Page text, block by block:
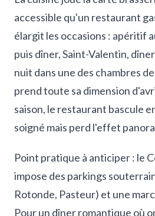
accessible qu'un restaurant
élargit les occasions : apéritif
puis dîner, Saint-Valentin,
nuit dans une des chambres
prend toute sa dimension
saison, le restaurant bascule
soigné mais perd l'effet
Point pratique à anticiper : le
impose des parkings
Rotonde, Pasteur) et une
Pour un dîner romantique où